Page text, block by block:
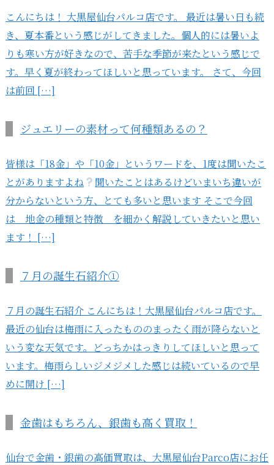
こんにちは！ 大黒屋仙台パルコ店です。 最近は暑い日も続
き、夏本番という感じがしてきました。個人的には暑いよ
りも寒い方が好きなので、苦手な季節が来たという感じで
す。早く夏が終わってほしいと思っています。 さて、今回
は前回 […]
ジュエリーの素材って何種類あるの？
皆様は「18金」や「10金」というワードを、1度は聞いたこ
とがありますよね
聞いたことはあるけどいまいち違いが
分からないという方、とても多いと思います そこで今回
は 地金の種類と特徴 を細かく解説していきたいと思い
ます！ […]
７月の誕生石紹介①
７月の誕生石紹介 こんにちは！大黒屋仙台パルコ店です。
最近の仙台は梅雨に入ったもののまったく雨が降らないと
いう変な天気です。どっちかはっきりしてほしいと思って
います。梅雨らしいジメジメした感じは続いているので早
めに開け […]
金歯はもちろん、銀歯も高く買取！
仙台で金歯・銀歯の高価買取は、大黒屋仙台Parco店にお任